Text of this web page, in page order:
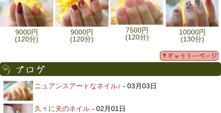
9000円
(120分)
9000円
(120分)
7500円
(120分)
10000円
(130分)
ニュアンスアートなネイル♪ - 03月03日
久々に夫のネイル - 02月01日